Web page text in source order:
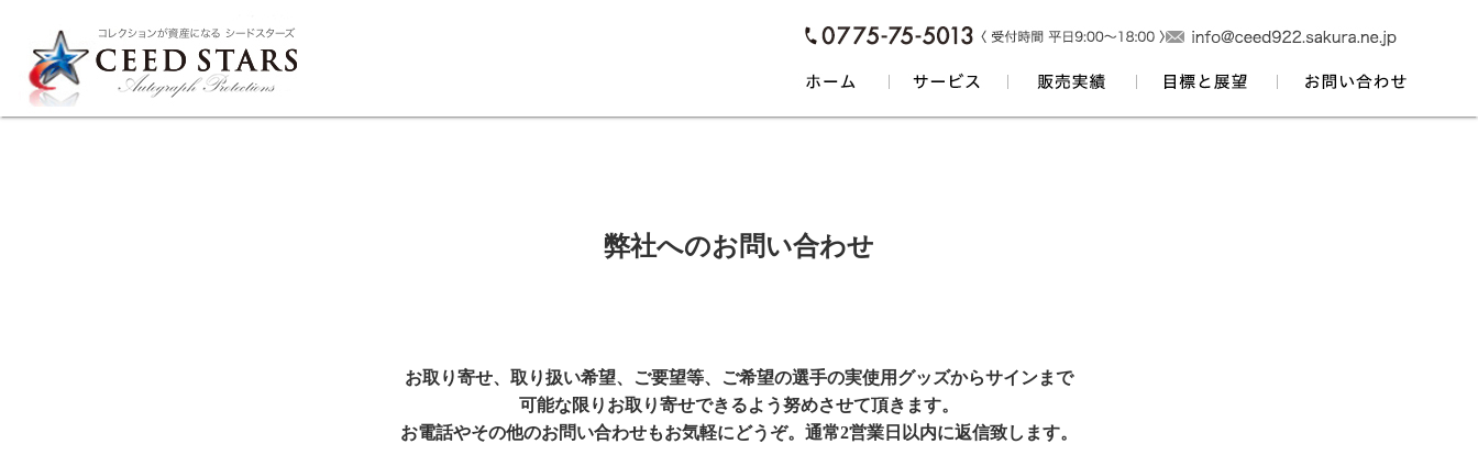
弊社へのお問い合わせ
お取り寄せ、取り扱い希望、ご要望等、ご希望の選手の実使用グッズからサインまで
可能な限りお取り寄せできるよう努めさせて頂きます。
お電話やその他のお問い合わせもお気軽にどうぞ。通常2営業日以内に返信致します。